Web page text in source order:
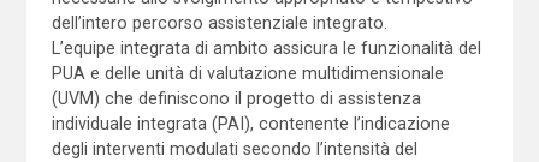
dell’intero percorso assistenziale integrato.
L’equipe integrata di ambito assicura le funzionalità del
PUA e delle unità di valutazione multidimensionale
(UVM) che definiscono il progetto di assistenza
individuale integrata (PAI), contenente l’indicazione
degli interventi modulati secondo l’intensità del